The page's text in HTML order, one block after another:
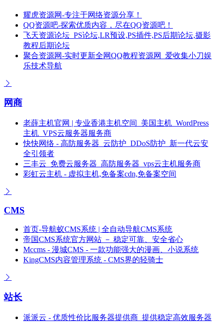
耀虎资源网-专注于网络资源分享！
QQ资源吧-探索优质内容，尽在QQ资源吧！
飞天资源论坛_PS论坛,LR预设,PS插件,PS后期论坛,摄影
教程后期论坛
聚合资源网-实时更新全网QQ教程资源网_爱收集小刀娱
乐技术导航
网商
老薛主机官网 | 专业香港主机空间_美国主机_WordPress
主机_VPS云服务器服务商
快快网络 - 高防服务器_云防护_DDoS防护_新一代云安
全引领者
三丰云_免费云服务器_高防服务器_vps云主机服务商
彩虹云主机 - 虚拟主机,免备案cdn,免备案空间
CMS
首页-导航蚁CMS系统 | 全自动导航CMS系统
帝国CMS系统官方网站 － 稳定可靠、安全省心
Mccms - 漫城CMS - 一款功能强大的漫画、小说系统
KingCMS内容管理系统 - CMS界的轻骑士
站长
派派云 - 优质性价比服务器提供商_提供稳定高效服务器